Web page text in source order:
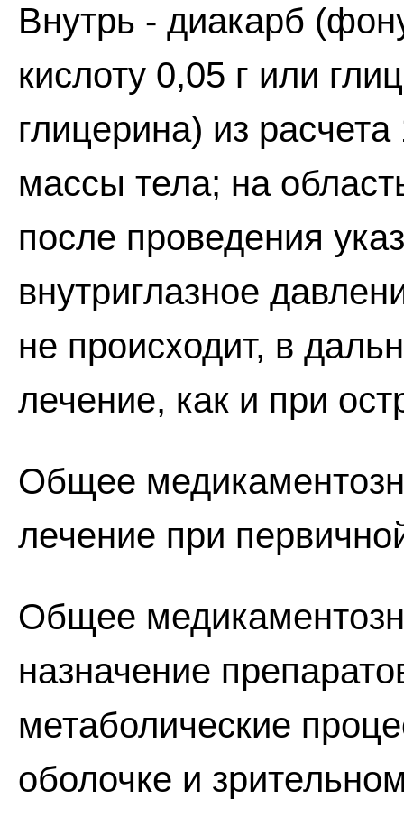
Внутрь - диакарб
кислоту 0,05 г или
глицерина) из
массы тела; на
после проведения
внутриглазное
не происходит, в
лечение, как и при
Общее
лечение при
Общее
назначение
метаболические
оболочке и